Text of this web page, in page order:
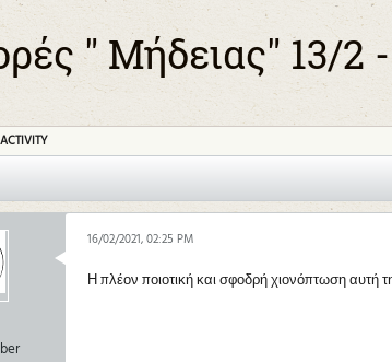
" Μήδειας" 13/2 -
16/02/2021, 02:25 PM
Η πλέον ποιοτική και σφοδρή χιονόπτωση αυτή